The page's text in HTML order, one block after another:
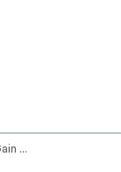
Does Zoloft Make You Gain Weight